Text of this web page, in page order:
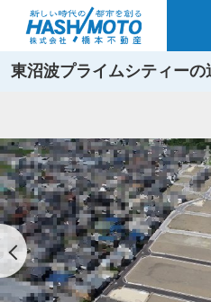
東沼波プライムシティーの